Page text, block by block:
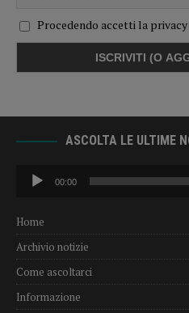
Procedendo accetti la
ASCOLTA LE ULTIME
Audio
Player
00:00
Home
Archivio notizie
Come ascoltarci
Informazione